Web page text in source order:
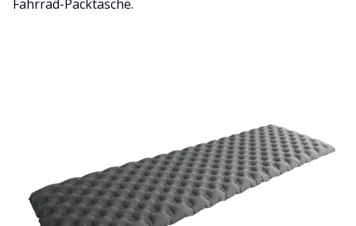
Fahrrad-Packtasche.